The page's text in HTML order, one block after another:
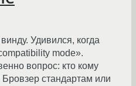
Удивился, когда
mode».
вопрос: кто кому
Бровзер стандартам или